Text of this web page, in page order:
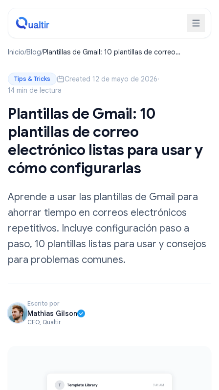
Inicio/Blog/Plantillas de Gmail: 10 plantillas de correo
Tips & Tricks Created 12 de mayo de 2026·
14 min de lectura
Plantillas de Gmail: 10
plantillas de correo
electrónico listas para usar y
cómo configurarlas
Aprende a usar las plantillas de Gmail para
ahorrar tiempo en correos electrónicos
repetitivos. Incluye configuración paso a
paso, 10 plantillas listas para usar y consejos
para problemas comunes.
Escrito por
Mathias Gilson
CEO, Qualtir